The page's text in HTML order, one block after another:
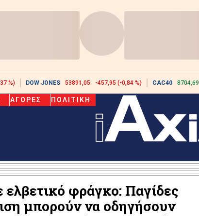
%) DOW JONES 53891,05 -457,95 (-0,84 %) CAC40 8704,69
ΑΓΟΡΕΣ ΠΟΛΙΤΙΚΗ
ελβετικό φράγκο: Παγίδες
μπορούν να οδηγήσουν